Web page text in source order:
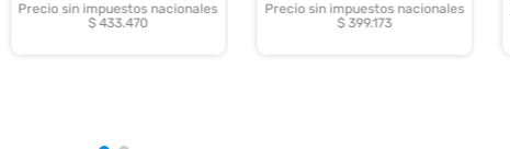
Precio sin impuestos nacionales
$ 433.470
Precio sin impuestos nacionales
$ 399.173